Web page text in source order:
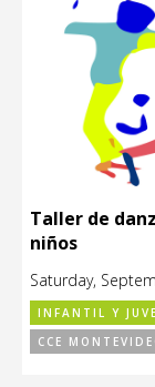
Taller de
niños
Saturday,
INFANTIL Y
CCE